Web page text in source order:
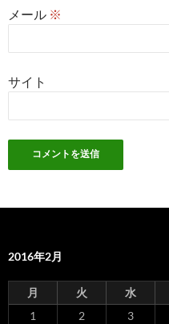
メール ※
サイト
2016年2月
月 火 水
1
2 3